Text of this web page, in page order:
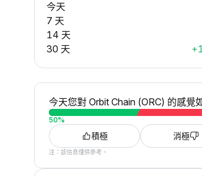
今天
7 天
14 天
30 天
今天您對 Orbit Chain (ORC) 的感覺
50%
積極 消極
注：該信息僅供參考。